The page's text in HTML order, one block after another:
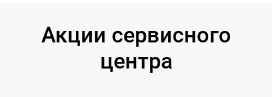
Акции сервисного
центра